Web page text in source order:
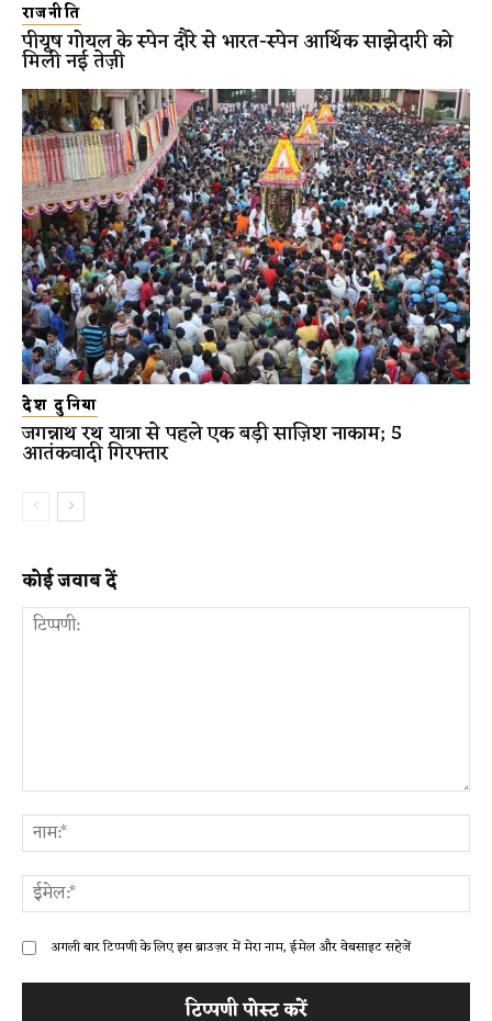
राजनीति
पीयूष गोयल के स्पेन दौरे से भारत-स्पेन आर्थिक साझेदारी को
मिली नई तेज़ी
देश दुनिया
जगन्नाथ रथ यात्रा से पहले एक बड़ी साज़िश नाकाम; 5
आतंकवादी गिरफ्तार
कोई जवाब दें
अगली बार टिप्पणी के लिए इस ब्राउज़र में मेरा नाम, ईमेल और वेबसाइट सहेजें